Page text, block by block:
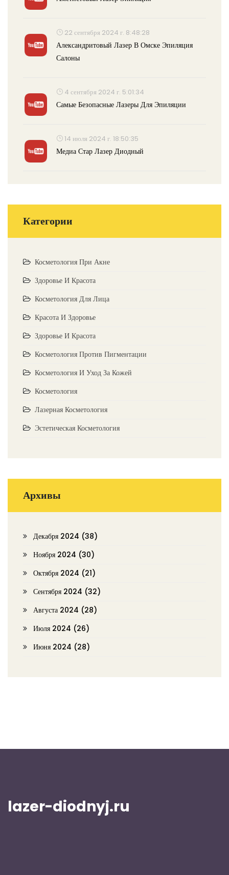
22 сентября 2024 г. 8:48:28
Александритовый Лазер В Омске Эпиляция
Салоны
4 сентября 2024 г. 5:01:34
Самые Безопасные Лазеры Для Эпиляции
14 июля 2024 г. 18:50:35
Медиа Стар Лазер Диодный
Категории
Косметология При Акне
Здоровье И Красота
Косметология Для Лица
Красота И Здоровье
Здоровье И Красота
Косметология Против Пигментации
Косметология И Уход За Кожей
Косметология
Лазерная Косметология
Эстетическая Косметология
Архивы
Декабря 2024 (38)
Ноября 2024 (30)
Октября 2024 (21)
Сентября 2024 (32)
Августа 2024 (28)
Июля 2024 (26)
Июня 2024 (28)
lazer-diodnyj.ru